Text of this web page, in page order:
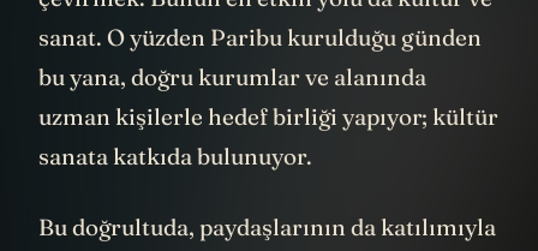
sanat. O yüzden Paribu kurulduğu günden
bu yana, doğru kurumlar ve alanında
uzman kişilerle hedef birliği yapıyor; kültür
sanata katkıda bulunuyor.
Bu doğrultuda, paydaşlarının da katılımıyla